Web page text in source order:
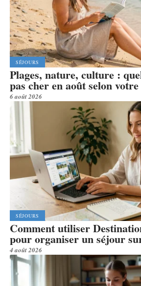
SÉJOURS
Plages, nature, culture :
pas cher en août selon
6 août 2026
SÉJOURS
Comment utiliser
pour organiser un séjour
4 août 2026